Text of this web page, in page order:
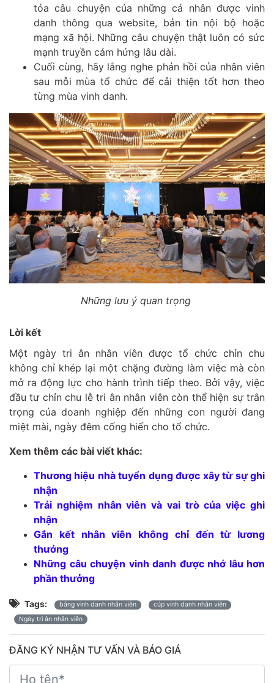
tỏa câu chuyện của những cá nhân được vinh
danh thông qua website, bản tin nội bộ hoặc
mạng xã hội. Những câu chuyện thật luôn có sức
mạnh truyền cảm hứng lâu dài.
Cuối cùng, hãy lắng nghe phản hồi của nhân viên
sau mỗi mùa tổ chức để cải thiện tốt hơn theo
từng mùa vinh danh.
Những lưu ý quan trọng
Lời kết
Một ngày tri ân nhân viên được tổ chức chỉn chu
không chỉ khép lại một chặng đường làm việc mà còn
mở ra động lực cho hành trình tiếp theo. Bởi vậy, việc
đầu tư chỉn chu lễ tri ân nhân viên còn thể hiện sự trân
trọng của doanh nghiệp đến những con người đang
miệt mài, ngày đêm cống hiến cho tổ chức.
Xem thêm các bài viết khác:
Thương hiệu nhà tuyển dụng được xây từ sự ghi
nhận
Trải nghiệm nhân viên và vai trò của việc ghi
nhận
Gắn kết nhân viên không chỉ đến từ lương
thưởng
Những câu chuyện vinh danh được nhớ lâu hơn
phần thưởng
Tags: bảng vinh danh nhân viên
cúp vinh danh nhân viên
Ngày tri ân nhân viên
ĐĂNG KÝ NHẬN TƯ VẤN VÀ BÁO GIÁ